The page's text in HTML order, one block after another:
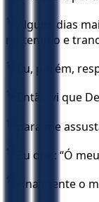
10
Alguns dias
no templo e
11 Eu, porém,
12 Então vi que
13 para me
14 Eu orei: “Ó
15 Finalmente o